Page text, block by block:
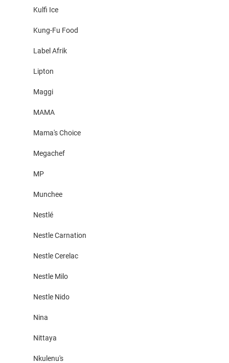
Kulfi Ice
Kung-Fu Food
Label Afrik
Lipton
Maggi
MAMA
Mama's Choice
Megachef
MP
Munchee
Nestlé
Nestle Carnation
Nestle Cerelac
Nestle Milo
Nestle Nido
Nina
Nittaya
Nkulenu's